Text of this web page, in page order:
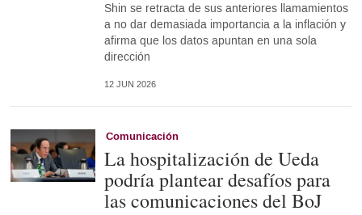
Shin se retracta de sus anteriores llamamientos
a no dar demasiada importancia a la inflación y
afirma que los datos apuntan en una sola
dirección
12 JUN 2026
Comunicación
La hospitalización de Ueda
podría plantear desafíos para
las comunicaciones del BoJ